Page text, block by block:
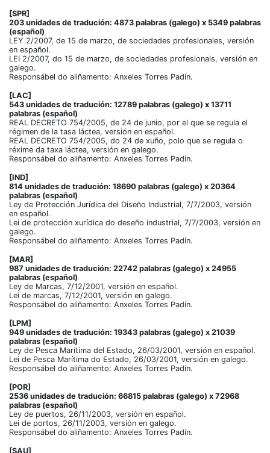
[SPR]
203 unidades de tradución: 4873 palabras (galego) x 5349 palabras
(español)
LEY 2/2007, de 15 de marzo, de sociedades profesionales, versión
en español.
LEI 2/2007, do 15 de marzo, de sociedades profesionais, versión en
galego.
Responsábel do aliñamento: Anxeles Torres Padín.
[LAC]
543 unidades de tradución: 12789 palabras (galego) x 13711
palabras (español)
REAL DECRETO 754/2005, de 24 de junio, por el que se regula el
régimen de la tasa láctea, versión en español.
REAL DECRETO 754/2005, do 24 de xuño, polo que se regula o
réxime da taxa láctea, versión en galego.
Responsábel do aliñamento: Anxeles Torres Padín.
[IND]
814 unidades de tradución: 18690 palabras (galego) x 20364
palabras (español)
Ley de Protección Jurídica del Diseño Industrial, 7/7/2003, versión
en español.
Lei de protección xurídica do deseño industrial, 7/7/2003, versión en
galego.
Responsábel do aliñamento: Anxeles Torres Padín.
[MAR]
987 unidades de tradución: 22742 palabras (galego) x 24955
palabras (español)
Ley de Marcas, 7/12/2001, versión en español.
Lei de marcas, 7/12/2001, versión en galego.
Responsábel do aliñamento: Anxeles Torres Padín.
[LPM]
949 unidades de tradución: 19343 palabras (galego) x 21039
palabras (español)
Ley de Pesca Marítima del Estado, 26/03/2001, versión en español.
Lei de Pesca Marítima do Estado, 26/03/2001, versión en galego.
Responsábel do aliñamento: Anxeles Torres Padín.
[POR]
2536 unidades de tradución: 66815 palabras (galego) x 72968
palabras (español)
Ley de puertos, 26/11/2003, versión en español.
Lei de portos, 26/11/2003, versión en galego.
Responsábel do aliñamento: Anxeles Torres Padín.
[SAU]